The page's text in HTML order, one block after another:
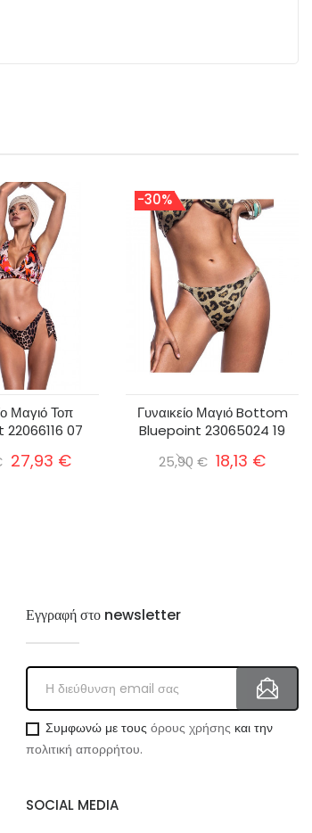
Μαγιό Τοπ
07
27,93 €
-30%
Γυναικείο Μαγιό Bottom
Bluepoint 23065024 19
25,90 € 18,13 €
Εγγραφή στο newsletter
Συμφωνώ με τους όρους χρήσηςκαι την
πολιτική απορρήτου.
SOCIAL MEDIA